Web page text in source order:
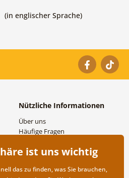
(in englischer Sprache)
Nützliche Informationen
Über uns
Häufige Fragen
Großhandel und
ist uns wichtig
das zu finden, was Sie brauchen,